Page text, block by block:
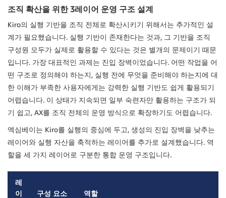
조직 확산을 위한 3레이어 운영 구조 설계
Kiro의 실행 기반을 조직 전체로 확산시키기 위해서는 추가적인 설
계가 필요했습니다. 실행 기반이 존재한다는 것과, 그 기반을 조직
구성원 모두가 실제로 활용할 수 있다는 것은 별개의 문제이기 때문
입니다. 가장 대표적인 과제는 진입 장벽이었습니다. 어떤 작업을 어
떤 구조로 정의해야 하는지, 실행 전에 무엇을 준비해야 하는지에 대
한 이해가 부족한 사용자에게는 강력한 실행 기반도 쉽게 활용되기
어렵습니다. 이 상태가 지속되면 일부 숙련자만 활용하는 구조가 되
기 쉽고, AX를 조직 전체의 운영 방식으로 확장하기도 어렵습니다.
엑심베이는 Kiro를 실행의 중심에 두고, 생성의 진입 장벽을 낮추는
레이어와 실행 자산을 축적하는 레이어를 추가로 설계했습니다. 역
할을 세 가지 레이어로 구분한 통합 운영 구조입니다.
레
이
구성 요소 역할